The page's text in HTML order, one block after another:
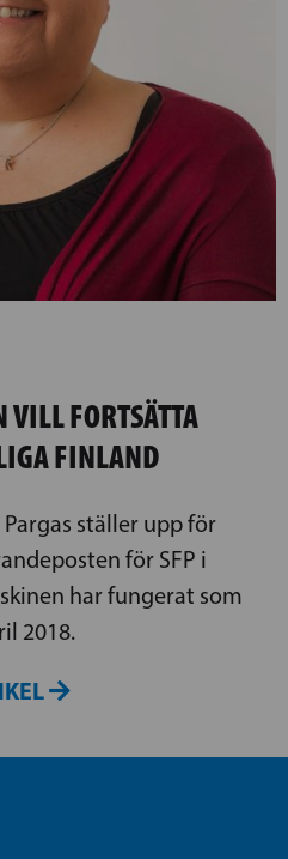
FORTSÄTTA
FINLAND
ställer upp för
för SFP i
har fungerat som
2018.